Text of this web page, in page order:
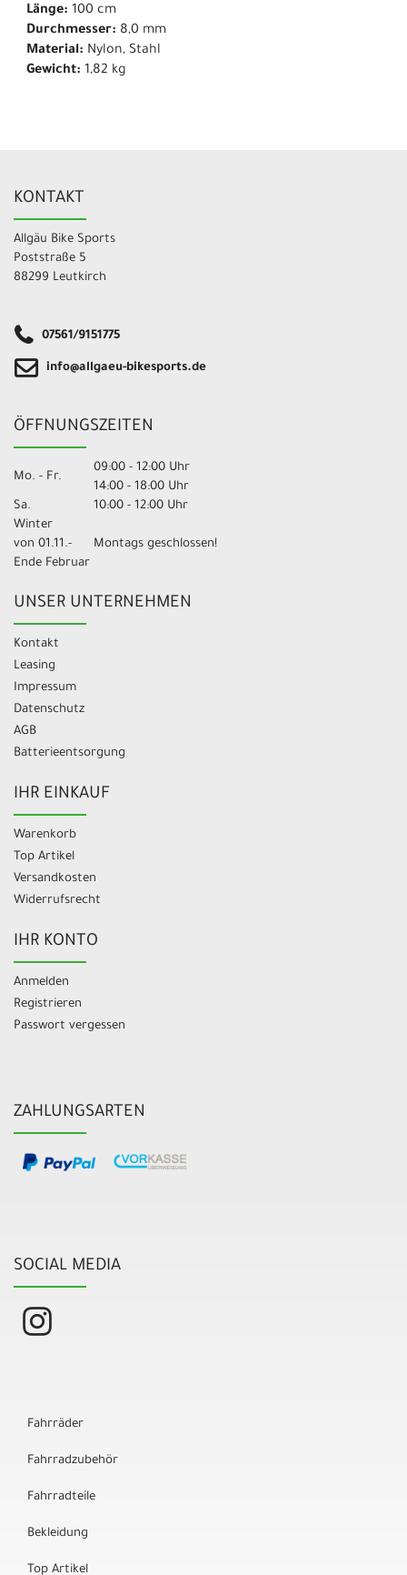
Länge: 100 cm
Durchmesser: 8,0 mm
Material: Nylon, Stahl
Gewicht: 1,82 kg
KONTAKT
Allgäu Bike Sports
Poststraße 5
88299 Leutkirch
07561/9151775
info@allgaeu-bikesports.de
ÖFFNUNGSZEITEN
Mo. - Fr.
09:00 - 12:00 Uhr
14:00 - 18:00 Uhr
Sa.
10:00 - 12:00 Uhr
Winter
von 01.11.-
Ende Februar
Montags geschlossen!
UNSER UNTERNEHMEN
Kontakt
Leasing
Impressum
Datenschutz
AGB
Batterieentsorgung
IHR EINKAUF
Warenkorb
Top Artikel
Versandkosten
Widerrufsrecht
IHR KONTO
Anmelden
Registrieren
Passwort vergessen
ZAHLUNGSARTEN
SOCIAL MEDIA
Fahrräder
Fahrradzubehör
Fahrradteile
Bekleidung
Top Artikel